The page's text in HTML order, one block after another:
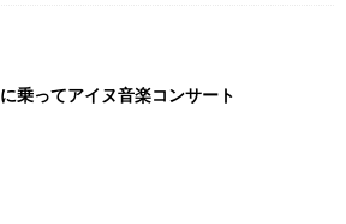
乗ってアイヌ音楽コンサート